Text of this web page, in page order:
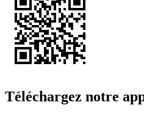
Téléchargez notre